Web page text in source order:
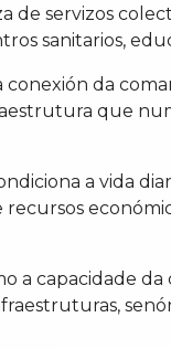
de servizos
sanitarios,
conexión da
que
a vida
a capacidade